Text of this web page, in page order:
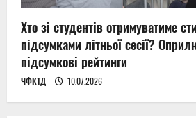
Хто зі студентів отримуватиме
підсумками літньої сесії?
підсумкові рейтинги
ЧФКТД 10.07.2026